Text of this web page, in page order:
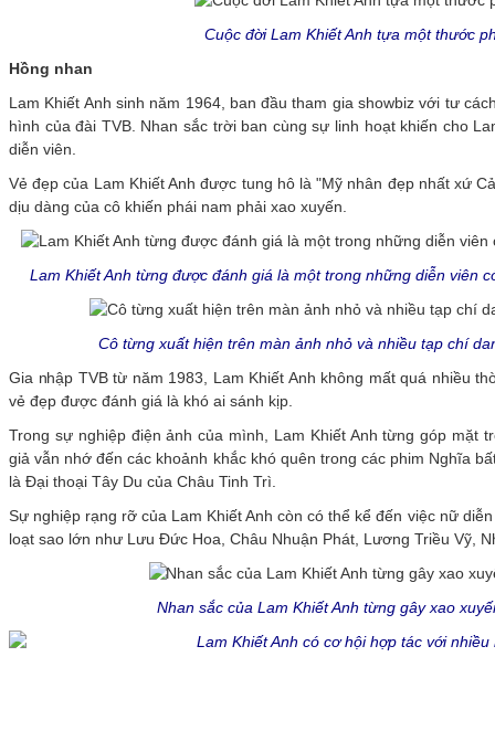
Cuộc đời Lam Khiết Anh tựa một thước
Hồng nhan
Lam Khiết Anh sinh năm 1964, ban đầu tham gia showbiz với tư
hình của đài TVB. Nhan sắc trời ban cùng sự linh hoạt khiến cho
diễn viên.
Vẻ đẹp của Lam Khiết Anh được tung hô là "Mỹ nhân đẹp nhất xứ
dịu dàng của cô khiến phái nam phải xao xuyến.
Lam Khiết Anh từng được đánh giá là một trong những diễn viên
Cô từng xuất hiện trên màn ảnh nhỏ và nhiều tạp chí
Gia nhập TVB từ năm 1983, Lam Khiết Anh không mất quá nhiều
vẻ đẹp được đánh giá là khó ai sánh kịp.
Trong sự nghiệp điện ảnh của mình, Lam Khiết Anh từng góp mặt
giả vẫn nhớ đến các khoảnh khắc khó quên trong các phim Nghĩa
là Đại thoại Tây Du của Châu Tinh Trì.
Sự nghiệp rạng rỡ của Lam Khiết Anh còn có thể kể đến việc nữ
loạt sao lớn như Lưu Đức Hoa, Châu Nhuận Phát, Lương Triều Vỹ,
Nhan sắc của Lam Khiết Anh từng gây xao